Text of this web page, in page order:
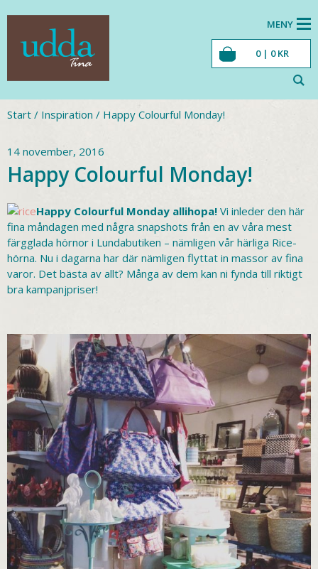
MENY
0 | 0KR
Start / Inspiration / Happy Colourful Monday!
14 november, 2016
Happy Colourful Monday!
Happy Colourful Monday allihopa! Vi inleder den här
fina måndagen med några snapshots från en av våra mest
färgglada hörnor i Lundabutiken – nämligen vår härliga Rice-
hörna. Nu i dagarna har där nämligen flyttat in massor av fina
varor. Det bästa av allt? Många av dem kan ni fynda till riktigt
bra kampanjpriser!